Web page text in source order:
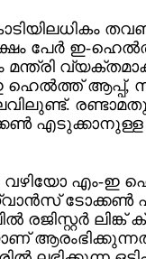
പേര്‍ ഇ-
ഇ ഹെല്‍ത്ത്
എടുക്കാനുള്ള
വഴിയോ എം-ഇ
ടോക്കണ്‍
ലിങ്ക്